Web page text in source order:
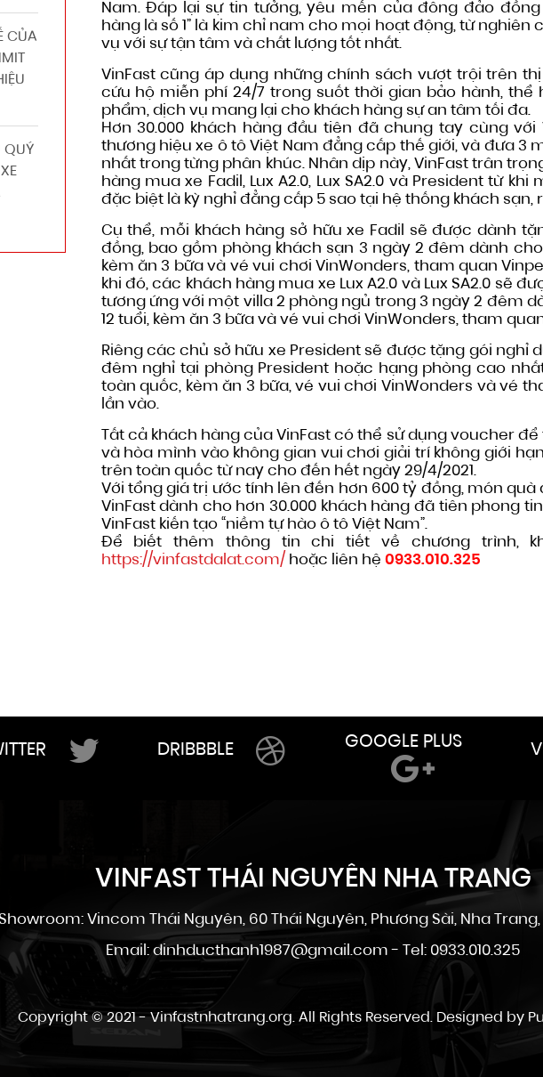
Nam. Đáp lại sự tin tưởng, yêu mến của đông đảo đồng
hàng là số 1” là kim chỉ nam cho mọi hoạt động, từ
vụ với sự tận tâm và chất lượng tốt nhất.
VinFast cũng áp dụng những chính sách vượt trội trên
cứu hộ miễn phí 24/7 trong suốt thời gian bảo hành,
phẩm, dịch vụ mang lại cho khách hàng sự an tâm tối đa.
Hơn 30.000 khách hàng đầu tiên đã chung tay cùng
thương hiệu xe ô tô Việt Nam đẳng cấp thế giới, và đưa 3
nhất trong từng phân khúc. Nhân dịp này, VinFast trân
hàng mua xe Fadil, Lux A2.0, Lux SA2.0 và President từ
đặc biệt là kỳ nghỉ đẳng cấp 5 sao tại hệ thống khách sạn,
Cụ thể, mỗi khách hàng sở hữu xe Fadil sẽ được dành
đồng, bao gồm phòng khách sạn 3 ngày 2 đêm dành
kèm ăn 3 bữa và vé vui chơi VinWonders, tham quan
khi đó, các khách hàng mua xe Lux A2.0 và Lux SA2.0 sẽ
tương ứng với một villa 2 phòng ngủ trong 3 ngày 2 đêm
12 tuổi, kèm ăn 3 bữa và vé vui chơi VinWonders, tham
Riêng các chủ sở hữu xe President sẽ được tặng gói nghỉ
đêm nghỉ tại phòng President hoặc hạng phòng cao
toàn quốc, kèm ăn 3 bữa, vé vui chơi VinWonders và vé
lần vào.
Tất cả khách hàng của VinFast có thể sử dụng voucher
và hòa mình vào không gian vui chơi giải trí không giới
trên toàn quốc từ nay cho đến hết ngày 29/4/2021.
Với tổng giá trị ước tính lên đến hơn 600 tỷ đồng, món
VinFast dành cho hơn 30.000 khách hàng đã tiên phong
VinFast kiến tạo “niềm tự hào ô tô Việt Nam”.
Để biết thêm thông tin chi tiết về chương trình,
https://vinfastdalat.com/ hoặc liên hệ 0933.010.325
CỦA
QUÝ
DRIBBBLE GOOGLE PLUS
VINFAST THÁI NGUYÊN NHA TRANG
Vincom Thái Nguyên, 60 Thái Nguyên, Phương Sài, Nha Trang,
Email: dinhducthanh1987@gmail.com - Tel: 0933.010.325
Copyright © 2021 -Vinfastnhatrang.org. All Rights Reserved. Designed by